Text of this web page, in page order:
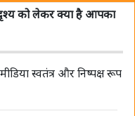
अगस्त को अंतरिम
को लेकर क्या है आपका
स्वतंत्र और निष्पक्ष रूप